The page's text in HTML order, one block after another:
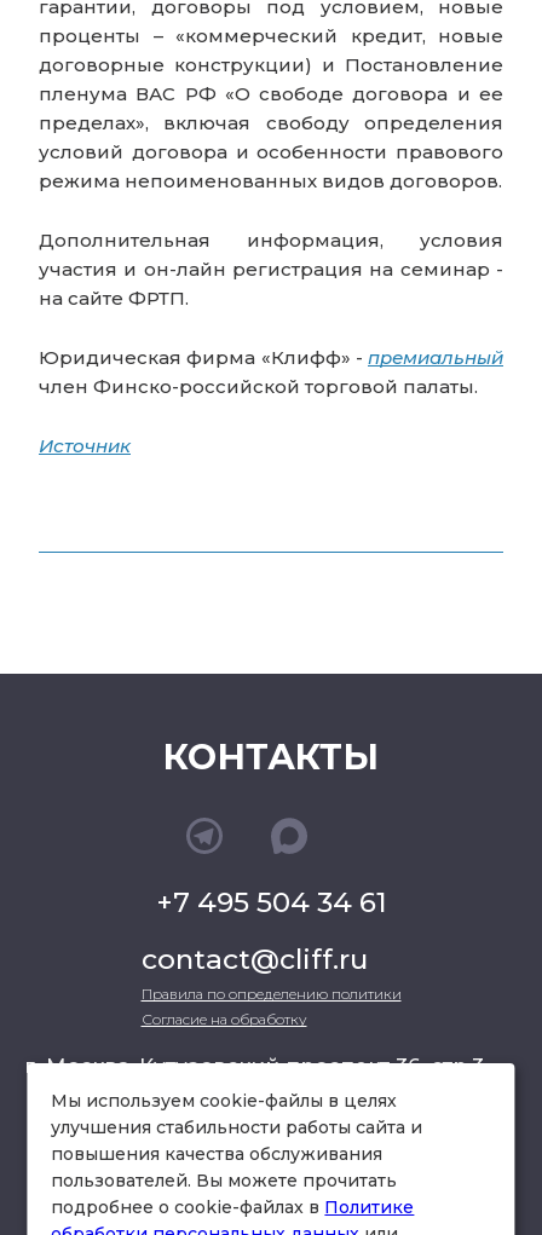
гарантии, договоры под условием, новые
проценты – «коммерческий кредит, новые
договорные конструкции) и Постановление
пленума ВАС РФ «О свободе договора и ее
пределах», включая свободу определения
условий договора и особенности правового
режима непоименованных видов договоров.
Дополнительная информация, условия
участия и он-лайн регистрация на семинар -
на сайте ФРТП.
Юридическая фирма «Клифф» - премиальный
член Финско-российской торговой палаты.
Источник
КОНТАКТЫ
+7 495 504 34 61
contact@cliff.ru
Правила по определению политики
Согласие на обработку
г. Москва, Кутузовский проспект 36, стр.3 ,
офис 301
схема проезда
Мы используем cookie-файлы в целях
улучшения стабильности работы сайта и
повышения качества обслуживания
пользователей. Вы можете прочитать
подробнее о cookie-файлах в Политике